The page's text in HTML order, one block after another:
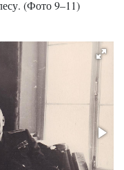
(Фото 9–11)